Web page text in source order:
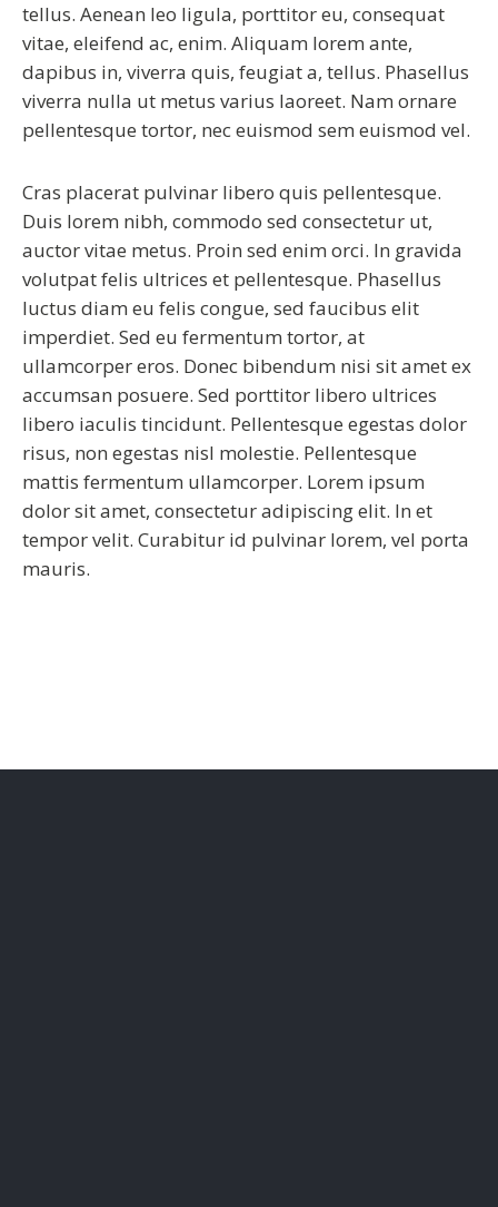
tellus. Aenean leo ligula, porttitor eu, consequat
vitae, eleifend ac, enim. Aliquam lorem ante,
dapibus in, viverra quis, feugiat a, tellus. Phasellus
viverra nulla ut metus varius laoreet. Nam ornare
pellentesque tortor, nec euismod sem euismod vel.
Cras placerat pulvinar libero quis pellentesque.
Duis lorem nibh, commodo sed consectetur ut,
auctor vitae metus. Proin sed enim orci. In gravida
volutpat felis ultrices et pellentesque. Phasellus
luctus diam eu felis congue, sed faucibus elit
imperdiet. Sed eu fermentum tortor, at
ullamcorper eros. Donec bibendum nisi sit amet ex
accumsan posuere. Sed porttitor libero ultrices
libero iaculis tincidunt. Pellentesque egestas dolor
risus, non egestas nisl molestie. Pellentesque
mattis fermentum ullamcorper. Lorem ipsum
dolor sit amet, consectetur adipiscing elit. In et
tempor velit. Curabitur id pulvinar lorem, vel porta
mauris.